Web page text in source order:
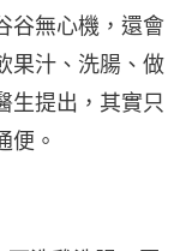
谷無心機，還會
果汁、洗腸、做
生提出，其實只
便。